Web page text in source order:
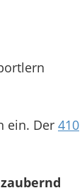
ein. Der 410